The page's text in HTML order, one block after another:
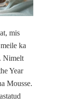
mis
ka
Nimelt
Year
Mousse.